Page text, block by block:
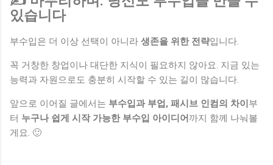
있습니다
부수입은 더 이상 선택이 아니라 생존을 위한 전략입니다.
꼭 거창한 창업이나 대단한 지식이 필요하지 않아요. 지금 있는
능력과 자원으로도 충분히 시작할 수 있는 길이 많습니다.
앞으로 이어질 글에서는 부수입과 부업, 패시브 인컴의 차이 부
터 누구나 쉽게 시작 가능한 부수입 아이디어 까지 함께 나눠볼
게요. 🙂